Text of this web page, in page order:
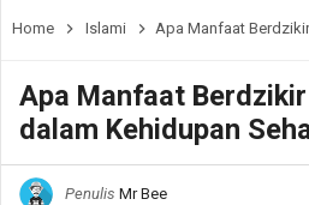
Home Islami Apa Manfaat Berdzikir dan
Apa Manfaat
dalam Kehidupan
Penulis Mr Bee